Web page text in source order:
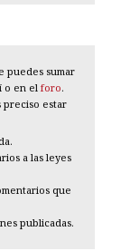
puedes sumar
o en el foro.
preciso estar
a las leyes
que
publicadas.